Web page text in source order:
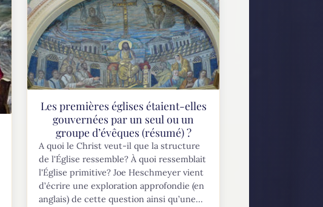
Les premières églises étaient-elles
gouvernées par un seul ou un
groupe d’évêques (résumé) ?
A quoi le Christ veut-il que la structure
de l'Église ressemble? À quoi ressemblait
l'Église primitive? Joe Heschmeyer vient
d’écrire une exploration approfondie (en
anglais) de cette question ainsi qu’une...